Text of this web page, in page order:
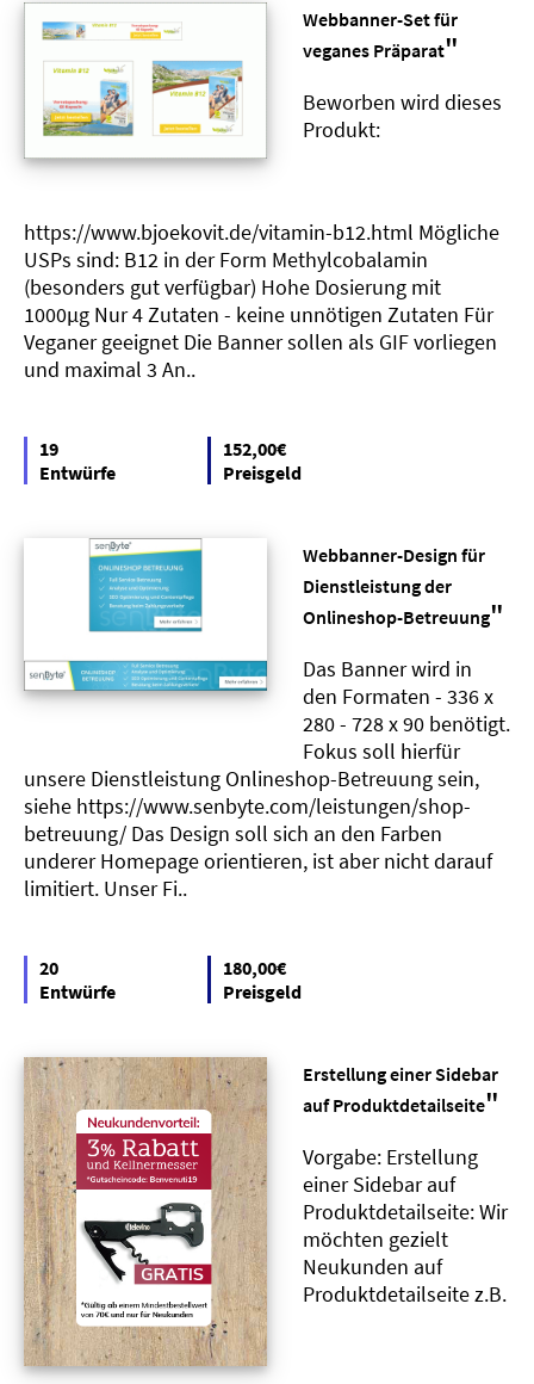
Webbanner-Set für
veganes Präparat"
Beworben wird dieses
Produkt:
https://www.bjoekovit.de/vitamin-b12.html Mögliche
USPs sind: B12 in der Form Methylcobalamin
(besonders gut verfügbar) Hohe Dosierung mit
1000µg Nur 4 Zutaten - keine unnötigen Zutaten Für
Veganer geeignet Die Banner sollen als GIF vorliegen
und maximal 3 An..
19
Entwürfe
152,00€
Preisgeld
Webbanner-Design für
Dienstleistung der
Onlineshop-Betreuung"
Das Banner wird in
den Formaten - 336 x
280 - 728 x 90 benötigt.
Fokus soll hierfür
unsere Dienstleistung Onlineshop-Betreuung sein,
siehe https://www.senbyte.com/leistungen/shop-
betreuung/ Das Design soll sich an den Farben
underer Homepage orientieren, ist aber nicht darauf
limitiert. Unser Fi..
20
Entwürfe
180,00€
Preisgeld
Erstellung einer Sidebar
auf Produktdetailseite"
Vorgabe: Erstellung
einer Sidebar auf
Produktdetailseite: Wir
möchten gezielt
Neukunden auf
Produktdetailseite z.B.